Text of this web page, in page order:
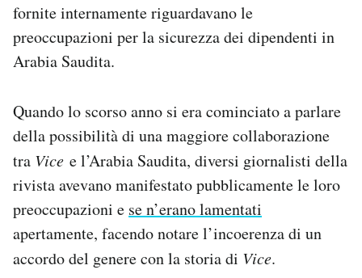
fornite internamente riguardavano le
preoccupazioni per la sicurezza dei dipendenti in
Arabia Saudita.
Quando lo scorso anno si era cominciato a parlare
della possibilità di una maggiore collaborazione
tra Vice e l’Arabia Saudita, diversi giornalisti della
rivista avevano manifestato pubblicamente le loro
preoccupazioni e se n’erano lamentati
apertamente, facendo notare l’incoerenza di un
accordo del genere con la storia di Vice.